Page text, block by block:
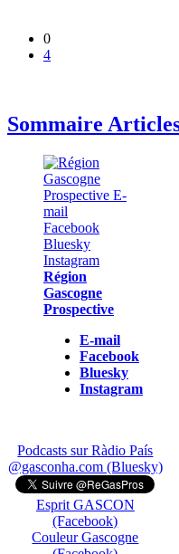
0
4
Sommaire
Région
Gascogne
Prospective
E-mail
Facebook
Bluesky
Instagram
Podcasts sur Ràdio País
@gasconha.com (Bluesky)
Esprit GASCON
(Facebook)
Couleur Gascogne